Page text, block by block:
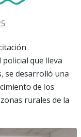
que lleva
se desarrolló una
de los
rurales de la